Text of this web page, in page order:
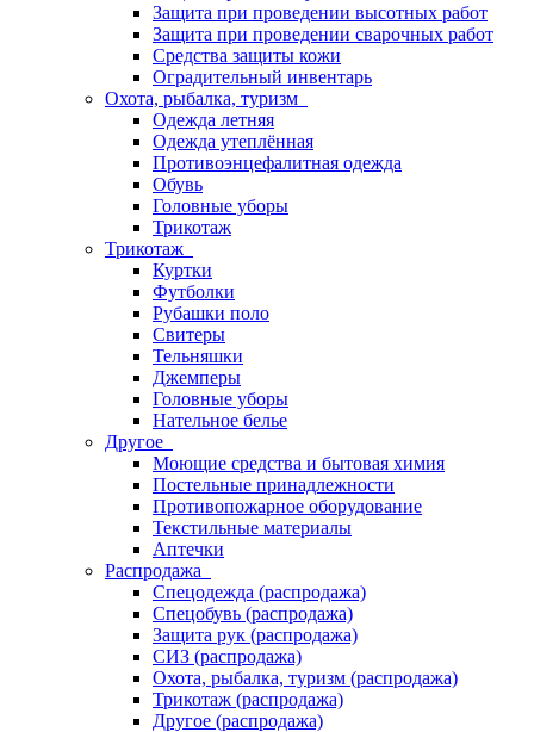
Защита при проведении высотных работ
Защита при проведении сварочных работ
Средства защиты кожи
Оградительный инвентарь
Охота, рыбалка, туризм
Одежда летняя
Одежда утеплённая
Противоэнцефалитная одежда
Обувь
Головные уборы
Трикотаж
Трикотаж
Куртки
Футболки
Рубашки поло
Свитеры
Тельняшки
Джемперы
Головные уборы
Нательное белье
Другое
Моющие средства и бытовая химия
Постельные принадлежности
Противопожарное оборудование
Текстильные материалы
Аптечки
Распродажа
Спецодежда (распродажа)
Спецобувь (распродажа)
Защита рук (распродажа)
СИЗ (распродажа)
Охота, рыбалка, туризм (распродажа)
Трикотаж (распродажа)
Другое (распродажа)